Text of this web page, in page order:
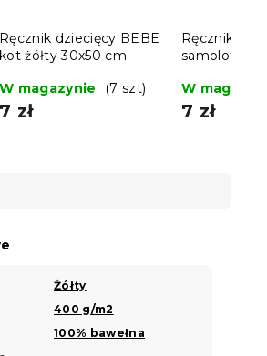
Ręcznik dziecięcy BEBE
kot żółty 30x50 cm
W magazynie
(7 szt)
7 zł
Ręcznik
samolot
W
7 zł
Żółty
400 g/m2
100% bawełna